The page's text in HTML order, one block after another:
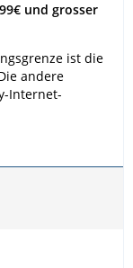
und grosser
ist die
andere
Internet-